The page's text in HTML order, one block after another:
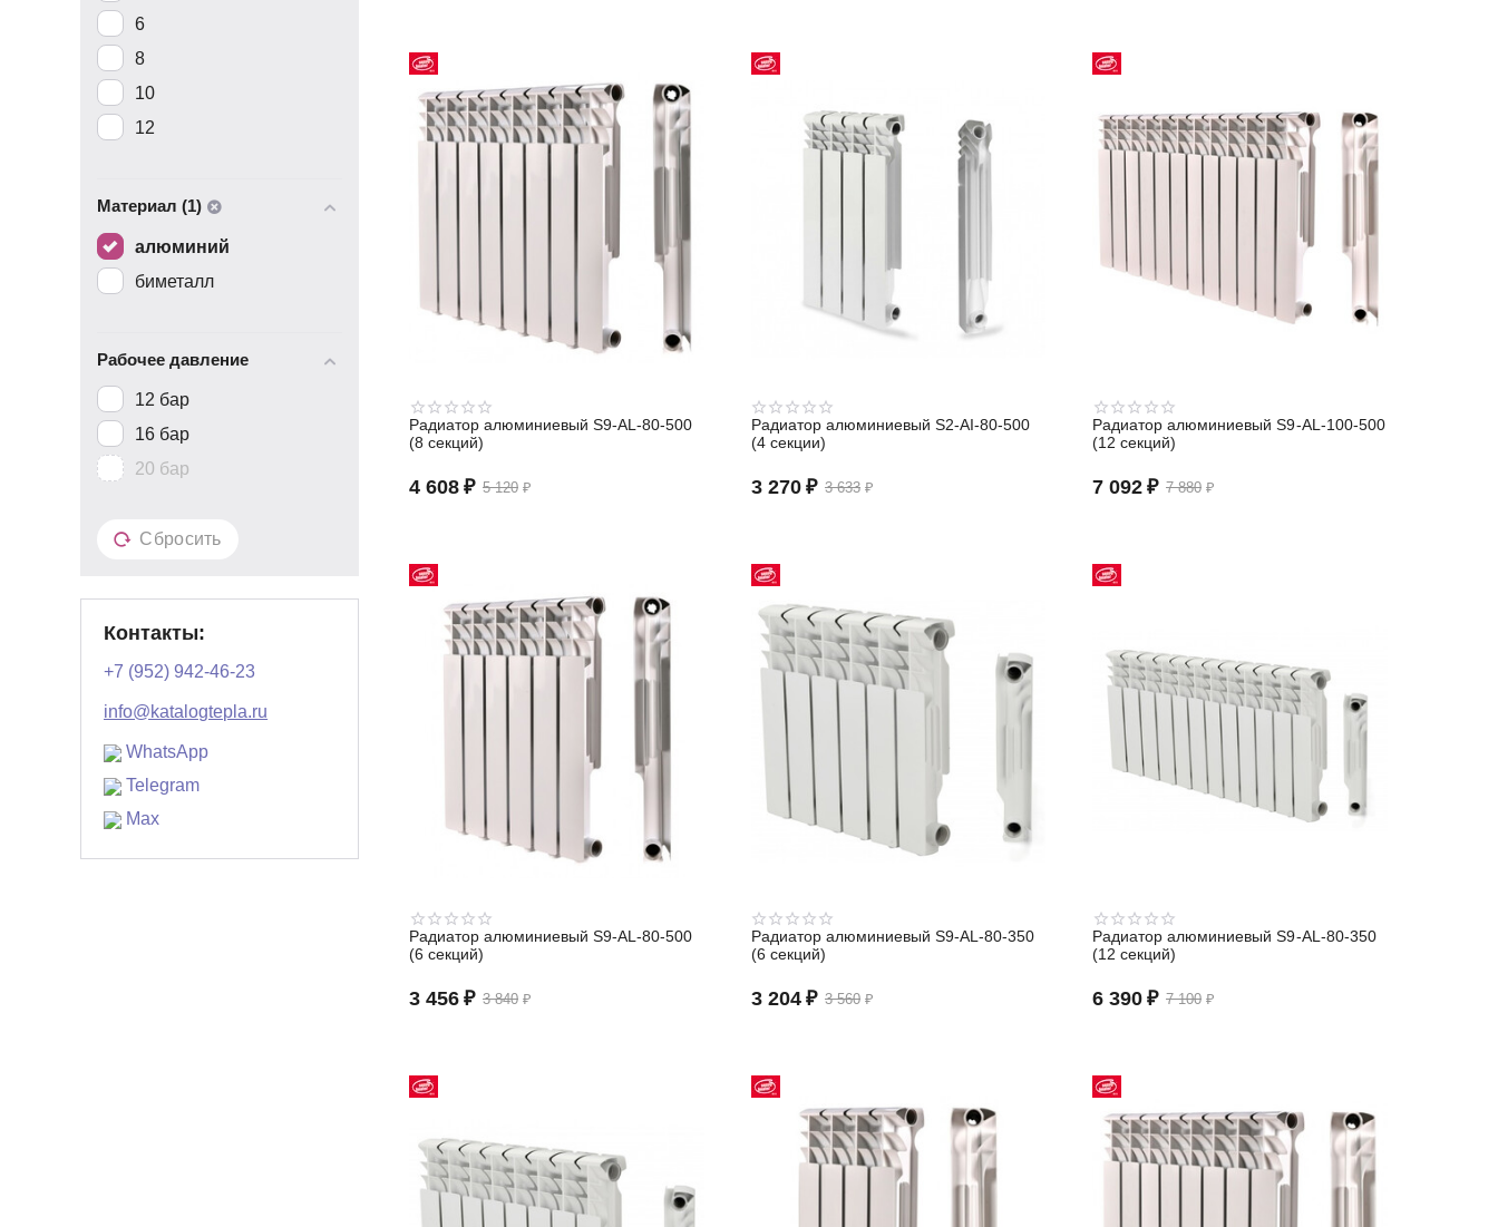
Радиатор алюминиевый S9-АL-80-500
(8 секций)
5 120 ₽
4 608 ₽
Радиатор алюминиевый S2-АI-80-500
(4 секции)
3 633 ₽
3 270 ₽
Радиатор алюминиевый S9-АL-100-500
(12 секций)
7 880 ₽
7 092 ₽
Радиатор алюминиевый S9-АL-80-500
(6 секций)
3 840 ₽
3 456 ₽
Радиатор алюминиевый S9-АL-80-350
(6 секций)
3 560 ₽
3 204 ₽
Радиатор алюминиевый S9-АL-80-350
(12 секций)
7 100 ₽
6 390 ₽
6
8
10
12
Материал (1)
алюминий
биметалл
Рабочее давление
12 бар
16 бар
20 бар
Сбросить
Контакты:
+7 (952) 942-46-23
info@katalogtepla.ru
WhatsApp
Telegram
Max